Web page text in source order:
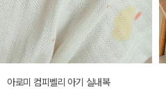
아로미 컴피벨리 아기 실내복